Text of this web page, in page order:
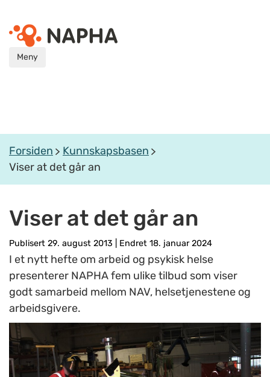
Meny
Forsiden
Kunnskapsbasen
Viser at det går an
Viser at det går an
Publisert 29. august 2013 Endret 18. januar 2024
I et nytt hefte om arbeid og psykisk helse
presenterer NAPHA fem ulike tilbud som viser
godt samarbeid mellom NAV, helsetjenestene og
arbeidsgivere.